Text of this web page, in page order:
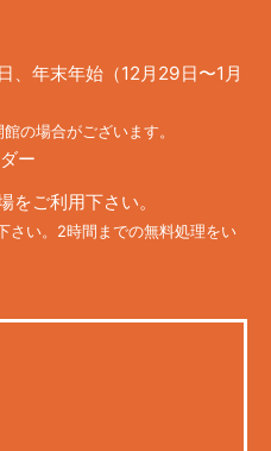
、年末年始（12月29日〜1月
の場合がございます。
ー
をご利用下さい。
さい。2時間までの無料処理をい